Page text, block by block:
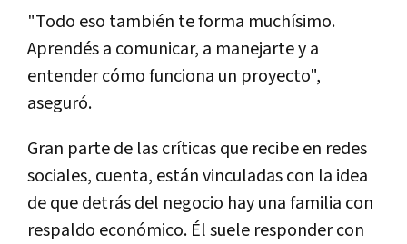
"Todo eso también te forma muchísimo.
Aprendés a comunicar, a manejarte y a
entender cómo funciona un proyecto",
aseguró.
Gran parte de las críticas que recibe en redes
sociales, cuenta, están vinculadas con la idea
de que detrás del negocio hay una familia con
respaldo económico. Él suele responder con